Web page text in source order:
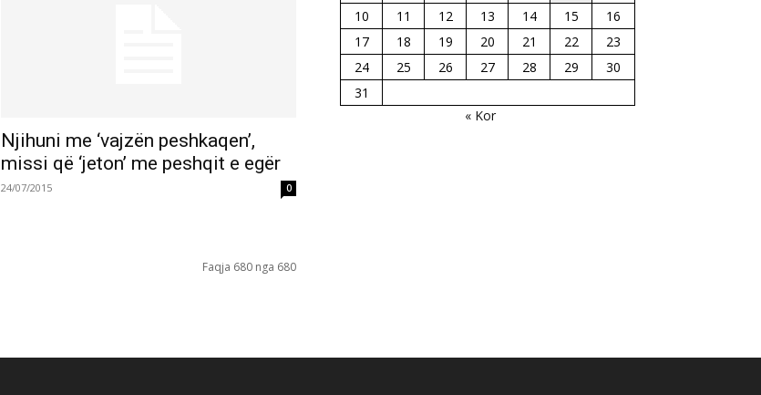
Njihuni me ‘vajzën peshkaqen’,
missi që ‘jeton’ me peshqit e egër
24/07/2015 0
Faqja 680 nga 680
10
11 12 13 14 15
16
17
18 19 20 21 22
23
24
25 26 27 28 29
30
31
« Kor